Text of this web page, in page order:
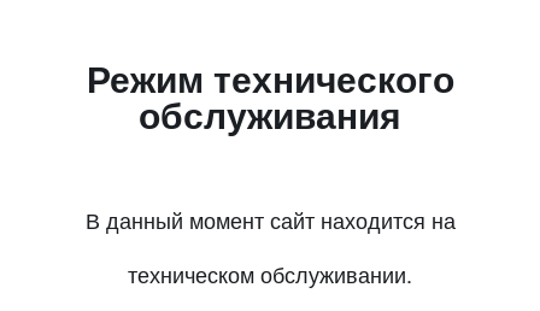
Режим технического
обслуживания
В данный момент сайт находится на
техническом обслуживании.